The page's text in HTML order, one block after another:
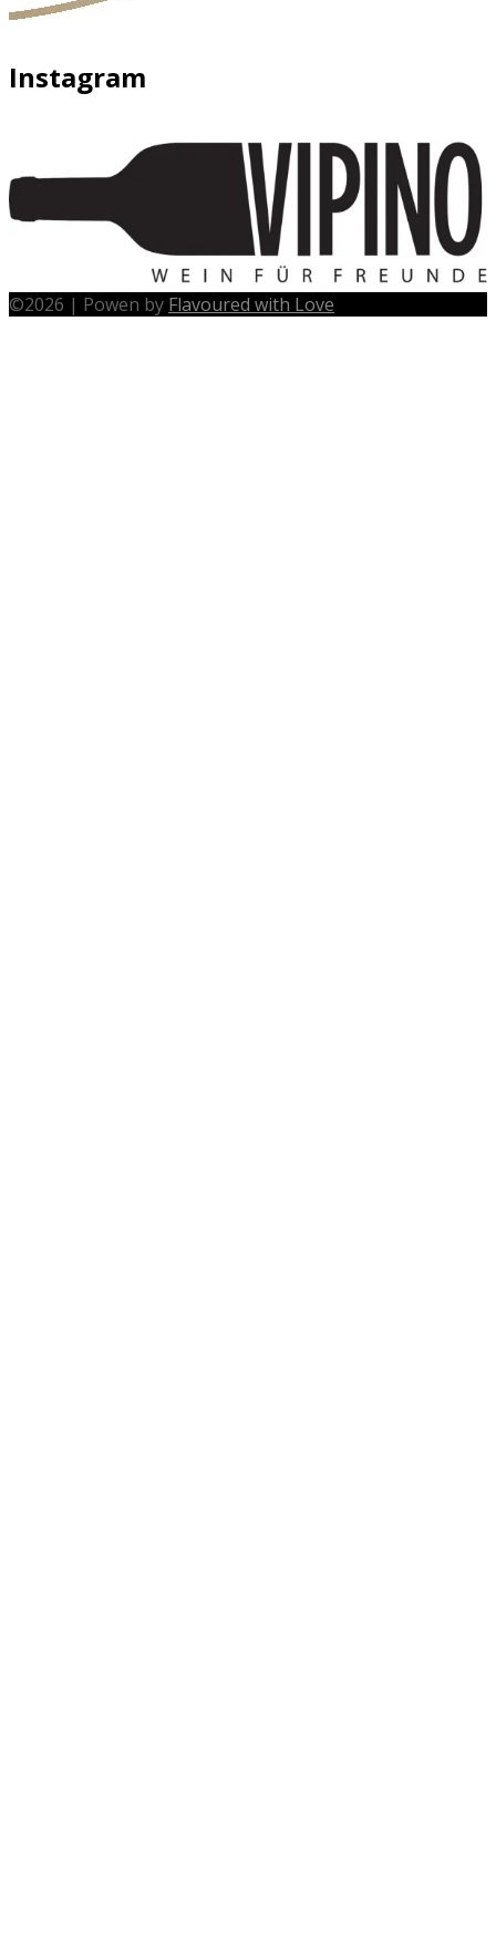
Instagram
©2026 | Powen by Flavoured with Love